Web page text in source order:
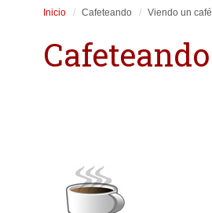
Inicio Cafeteando Viendo un café
Cafeteando